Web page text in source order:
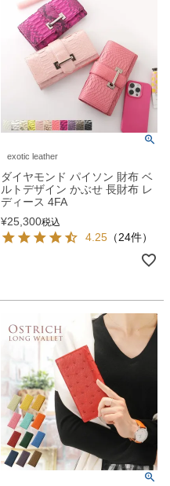
exotic leather
ダイヤモンド パイソン 財布 ベ
ルトデザイン かぶせ 長財布 レ
ディース 4FA
¥25,300税込
4.25 （24件）